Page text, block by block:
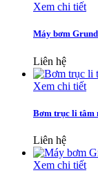
Xem chi tiết
Máy bơm
Liên hệ
Xem chi tiết
Bơm trục li tâm
Liên hệ
Xem chi tiết